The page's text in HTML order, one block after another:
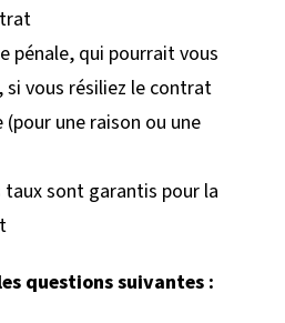
pénale, qui pourrait vous
si vous résiliez le contrat
une raison ou une
sont garantis pour la
questions suivantes :